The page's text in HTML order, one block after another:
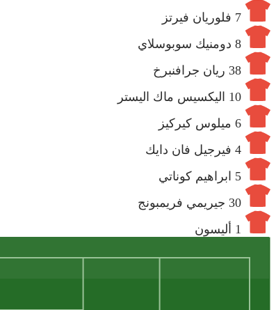
7 فلوريان فيرتز
8 دومنيك سوبوسلاي
38 ريان جرافنبرخ
10 اليكسيس ماك اليستر
6 ميلوس كيركيز
4 فيرجيل فان دايك
5 ابراهيم كوناتي
30 جيريمي فريمبونج
1 أليسون